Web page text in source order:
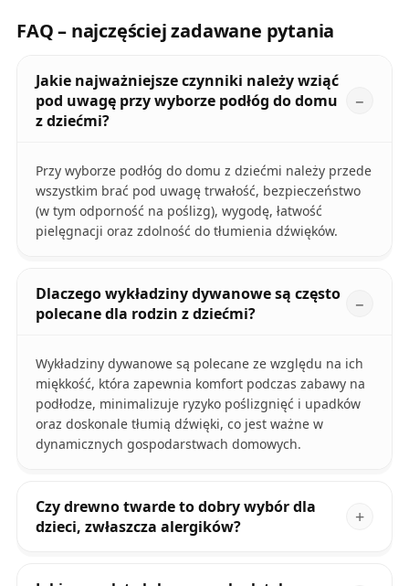
FAQ – najczęściej zadawane pytania
Jakie najważniejsze czynniki należy wziąć
pod uwagę przy wyborze podłóg do domu
z dziećmi?
Przy wyborze podłóg do domu z dziećmi należy przede
wszystkim brać pod uwagę trwałość, bezpieczeństwo
(w tym odporność na poślizg), wygodę, łatwość
pielęgnacji oraz zdolność do tłumienia dźwięków.
Dlaczego wykładziny dywanowe są często
polecane dla rodzin z dziećmi?
Wykładziny dywanowe są polecane ze względu na ich
miękkość, która zapewnia komfort podczas zabawy na
podłodze, minimalizuje ryzyko poślizgnięć i upadków
oraz doskonale tłumią dźwięki, co jest ważne w
dynamicznych gospodarstwach domowych.
Czy drewno twarde to dobry wybór dla
dzieci, zwłaszcza alergików?